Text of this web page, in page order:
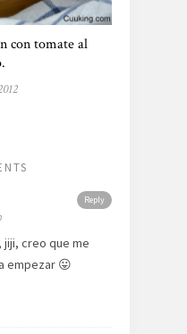
con tomate al
Reply
jiji, creo que me
empezar 😛